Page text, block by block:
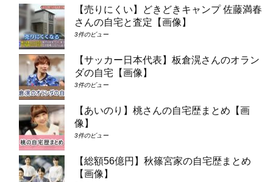
【売りにくい】どきどきキャンプ 佐藤満春
さんの自宅と査定【画像】
3件のビュー
【サッカー日本代表】板倉滉さんのオラン
ダの自宅【画像】
3件のビュー
【あいのり】桃さんの自宅歴まとめ【画
像】
3件のビュー
【総額56億円】秋篠宮家の自宅歴まとめ
【画像】